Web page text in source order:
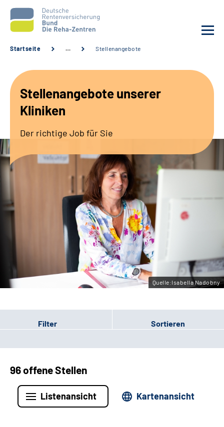
Unsere Kliniken
Sozialdienste & Zuweisende
Erweiterte Suche
Gebärdensprache
Leichte Sprache
Startseite … Stellenangebote
Stellenangebote unserer
Kliniken
Der richtige Job für Sie
Quelle:Isabella Nadobny
Filter Sortieren
96 offene Stellen
Listenansicht Kartenansicht